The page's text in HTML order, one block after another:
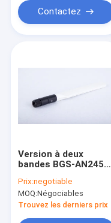
Contactez
Version à deux
bandes BGS-AN2458-
d'antenne de 2.4G
5.8G WIFI
Prix:negotiable
MOQ:Négociables
Trouvez les derniers prix